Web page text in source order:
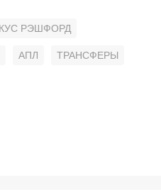
РЭШФОРД
АПЛ ТРАНСФЕРЫ